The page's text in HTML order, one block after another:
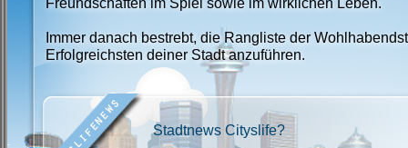
Immer danach bestrebt, die Rangliste der
Erfolgreichsten deiner Stadt anzuführen.
Stadtnews Cityslife?